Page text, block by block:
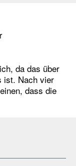
da das über
ist. Nach vier
dass die